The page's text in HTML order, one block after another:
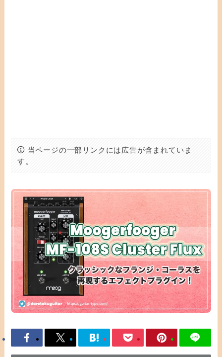
当ページの一部リンクには広告が含まれていま
す。